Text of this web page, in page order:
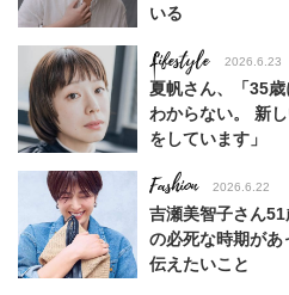
いる
Lifestyle 2026.6.23
夏帆さん、「35
わからない。 新
をしています」
Fashion 2026.6.22
吉瀬美智子さん
の必死な時期が
伝えたいこと